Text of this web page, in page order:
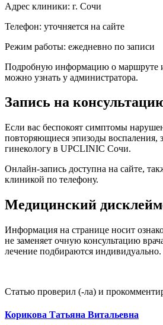
Адрес клиники: г. Сочи
Телефон: уточняется на сайте
Режим работы: ежедневно по записи
Подробную информацию о маршруте
можно узнать у администратора.
Запись на
Если вас беспокоят симптомы
повторяющиеся эпизоды воспаления,
гинекологу в UPCLINIC Сочи.
Онлайн-запись доступна на сайте,
клиникой по телефону.
Медицинский
Информация на странице носит
не заменяет очную консультацию
лечение подбираются индивидуально.
Статью проверил (-ла) и
Корикова Татьяна Витальевна